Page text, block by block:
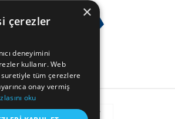
×
çerezler
deneyimini
kullanır. Web
tüm çerezlere
onay vermiş
oku